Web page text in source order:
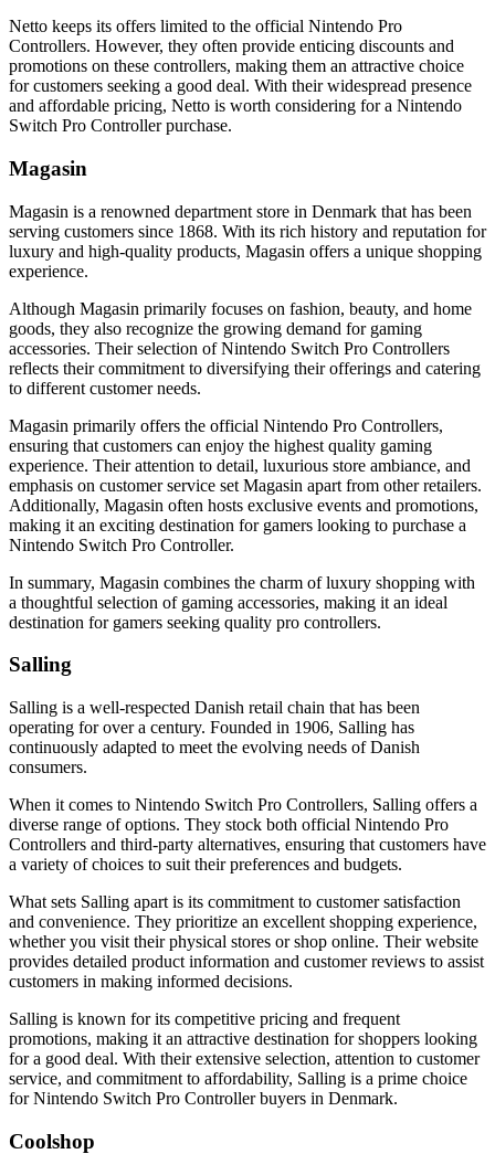
Netto keeps its offers limited to the official Nintendo Pro
Controllers. However, they often provide enticing discounts and
promotions on these controllers, making them an attractive choice
for customers seeking a good deal. With their widespread presence
and affordable pricing, Netto is worth considering for a Nintendo
Switch Pro Controller purchase.
Magasin
Magasin is a renowned department store in Denmark that has been
serving customers since 1868. With its rich history and reputation for
luxury and high-quality products, Magasin offers a unique shopping
experience.
Although Magasin primarily focuses on fashion, beauty, and home
goods, they also recognize the growing demand for gaming
accessories. Their selection of Nintendo Switch Pro Controllers
reflects their commitment to diversifying their offerings and catering
to different customer needs.
Magasin primarily offers the official Nintendo Pro Controllers,
ensuring that customers can enjoy the highest quality gaming
experience. Their attention to detail, luxurious store ambiance, and
emphasis on customer service set Magasin apart from other retailers.
Additionally, Magasin often hosts exclusive events and promotions,
making it an exciting destination for gamers looking to purchase a
Nintendo Switch Pro Controller.
In summary, Magasin combines the charm of luxury shopping with
a thoughtful selection of gaming accessories, making it an ideal
destination for gamers seeking quality pro controllers.
Salling
Salling is a well-respected Danish retail chain that has been
operating for over a century. Founded in 1906, Salling has
continuously adapted to meet the evolving needs of Danish
consumers.
When it comes to Nintendo Switch Pro Controllers, Salling offers a
diverse range of options. They stock both official Nintendo Pro
Controllers and third-party alternatives, ensuring that customers have
a variety of choices to suit their preferences and budgets.
What sets Salling apart is its commitment to customer satisfaction
and convenience. They prioritize an excellent shopping experience,
whether you visit their physical stores or shop online. Their website
provides detailed product information and customer reviews to assist
customers in making informed decisions.
Salling is known for its competitive pricing and frequent
promotions, making it an attractive destination for shoppers looking
for a good deal. With their extensive selection, attention to customer
service, and commitment to affordability, Salling is a prime choice
for Nintendo Switch Pro Controller buyers in Denmark.
Coolshop